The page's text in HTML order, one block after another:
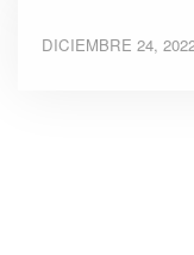
DICIEMBRE 24,